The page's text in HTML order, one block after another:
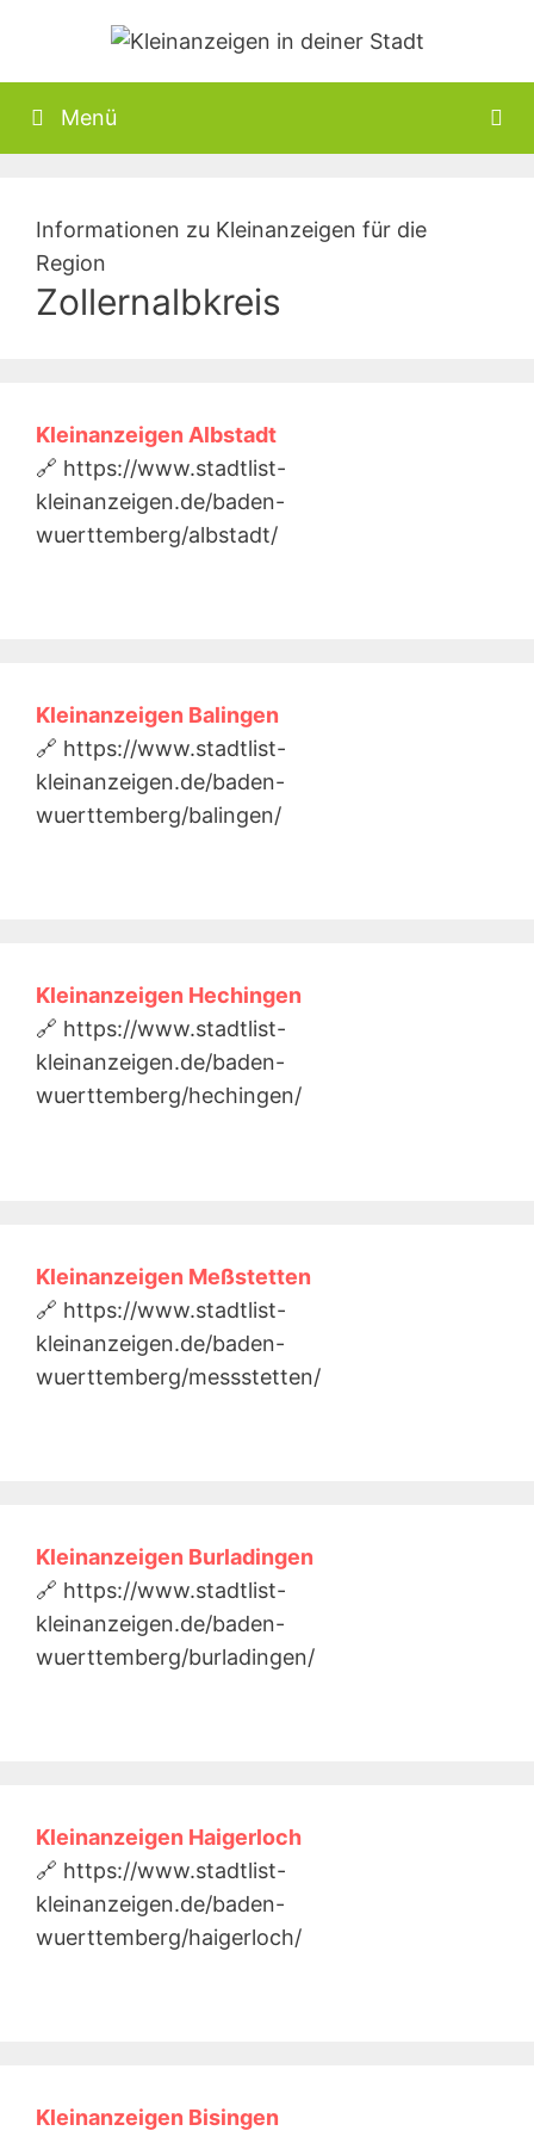
springen
Menü
Informationen zu Kleinanzeigen für die
Region
Zollernalbkreis
Kleinanzeigen Albstadt
🔗 https://www.stadtlist-
kleinanzeigen.de/baden-
wuerttemberg/albstadt/
Kleinanzeigen Balingen
🔗 https://www.stadtlist-
kleinanzeigen.de/baden-
wuerttemberg/balingen/
Kleinanzeigen Hechingen
🔗 https://www.stadtlist-
kleinanzeigen.de/baden-
wuerttemberg/hechingen/
Kleinanzeigen Meßstetten
🔗 https://www.stadtlist-
kleinanzeigen.de/baden-
wuerttemberg/messstetten/
Kleinanzeigen Burladingen
🔗 https://www.stadtlist-
kleinanzeigen.de/baden-
wuerttemberg/burladingen/
Kleinanzeigen Haigerloch
🔗 https://www.stadtlist-
kleinanzeigen.de/baden-
wuerttemberg/haigerloch/
Kleinanzeigen Bisingen